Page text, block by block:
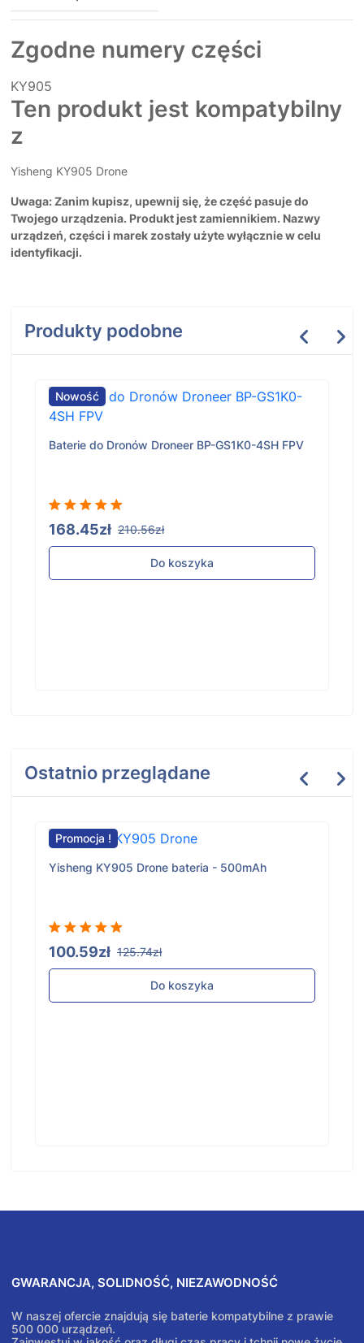
Zgodne numery części
KY905
Ten produkt jest kompatybilny
z
Yisheng KY905 Drone
Uwaga: Zanim kupisz, upewnij się, że część pasuje do
Twojego urządzenia. Produkt jest zamiennikiem. Nazwy
urządzeń, części i marek zostały użyte wyłącznie w celu
identyfikacji.
Produkty podobne
Nowość
Baterie do Dronów Droneer BP-GS1K0-4SH FPV
168.45zł 210.56zł
Do koszyka
Ostatnio przeglądane
Promocja !
Yisheng KY905 Drone bateria - 500mAh
100.59zł 125.74zł
Do koszyka
GWARANCJA, SOLIDNOŚĆ, NIEZAWODNOŚĆ
W naszej ofercie znajdują się baterie kompatybilne z prawie
500 000 urządzeń.